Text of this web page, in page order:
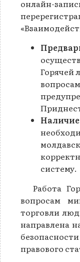
онлайн-
Горячей
систему.
Работа
вопросам
торговли
направлена
правового